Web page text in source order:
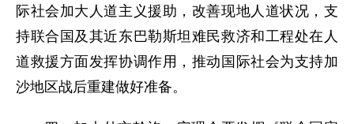
际社会加大人道主义援助，改善现地人道状况，支
持联合国及其近东巴勒斯坦难民救济和工程处在人
道救援方面发挥协调作用，推动国际社会为支持加
沙地区战后重建做好准备。